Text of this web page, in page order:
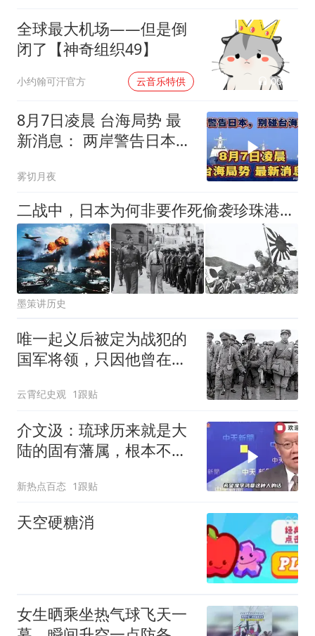
全球最大机场——但是倒
闭了【神奇组织49】
小约翰可汗官方 云音乐特供 00:02
8月7日凌晨 台海局势 最
新消息： 两岸警告日本，
雾切月夜
二战中，日本为何非要作死偷袭珍珠港？因为它知道要被中国拖死
墨策讲历史
唯一起义后被定为战犯的
国军将领，只因他曾在延
云霄纪史观 1跟贴
介文汲：琉球历来就是大
陆的固有藩属，根本不是
它弄丢了！
新热点百态 1跟贴
天空硬糖消
女生晒乘坐热气球飞天一